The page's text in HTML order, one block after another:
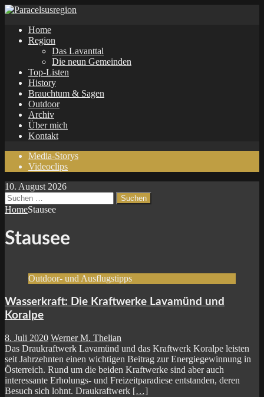
Home
Region
Das Lavanttal
Die neun Gemeinden
Top-Listen
History
Brauchtum & Sagen
Outdoor
Archiv
Über mich
Kontakt
Media-Storys
Videoclips
10. August 2026
Suchen
nach:
HomeStausee
Stausee
Outdoor- und Ausflugstipps
Wasserkraft: Die Kraftwerke Lavamünd und
Koralpe
8. Juli 2020 Werner M. Thelian
Das Draukraftwerk Lavamünd und das Kraftwerk Koralpe leisten
seit Jahrzehnten einen wichtigen Beitrag zur Energiegewinnung in
Österreich. Rund um die beiden Kraftwerke sind aber auch
interessante Erholungs- und Freizeitparadiese entstanden, deren
Besuch sich lohnt. Draukraftwerk […]